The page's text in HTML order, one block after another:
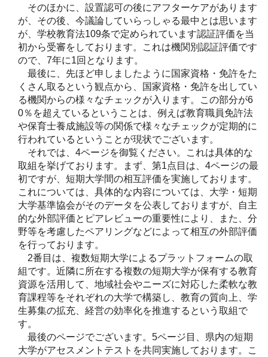
そのほかに、設置認可の後にアフターケアがあります
が、その後、今議論していらっしゃる最中とは思います
が、学校教育法109条で定められています認証評価を当
初から受審をしております。これは機関別認証評価です
ので、7年に1回となります。
最後に、先ほど申しましたように国家資格・免許をた
くさん取るという観点から、国家資格・免許を出してい
る機関からの様々なチェックが入ります。この部分が6
0％を超えているということは、例えば教育職員免許法
や保育士養成施設等の関係で様々なチェックが定期的に
行われているということが現状でございます。
それでは、4ページを御覧ください。これは具体的な
取組を挙げております。まず、第1点目は、4ページの最
初ですが、短期大学間の相互評価を実施しております。
これについては、具体的な内容については、大学・短期
大学基準協会がそのデータを公表しておりますが、自主
的な外部評価とピアレビューの重要性により、また、分
野等を考慮したペアリングなどによって相互の外部評価
を行っております。
2番目は、複数短期大学によるプラットフォームの取
組です。近隣に所在する複数の短期大学が保有する教育
資源を活用して、地域社会やニーズに対応した柔軟な教
育課程等をそれぞれの大学で構築し、教育の質向上、学
生募集の拡充、経営の効率化を推進するという取組で
す。
最後のページでございます。5ページ目、県内の短期
大学がアセスメントテストを共同実施しております。こ